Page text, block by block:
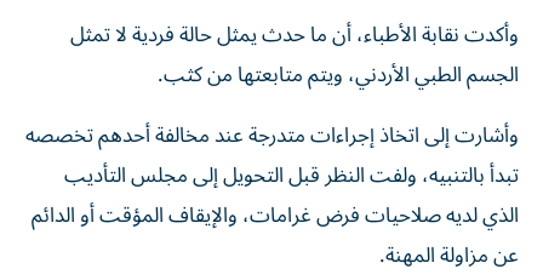
وأكدت نقابة الأطباء، أن ما حدث يمثل حالة فردية لا تمثل
الجسم الطبي الأردني، ويتم متابعتها من كثب.
وأشارت إلى اتخاذ إجراءات متدرجة عند مخالفة أحدهم تخصصه
تبدأ بالتنبيه، ولفت النظر قبل التحويل إلى مجلس التأديب
الذي لديه صلاحيات فرض غرامات، والإيقاف المؤقت أو الدائم
عن مزاولة المهنة.